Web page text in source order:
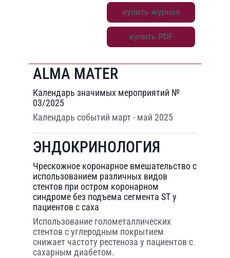
купить журнал
купить PDF
ALMA MATER
Календарь значимых мероприятий №
03/2025
Календарь событий март - май 2025
ЭНДОКРИНОЛОГИЯ
Чрескожное коронарное вмешательство с
использованием различных видов
стентов при остром коронарном
синдроме без подъема сегмента ST у
пациентов с саха
Использование голометаллических
стентов с углеродным покрытием
снижает частоту рестеноза у пациентов с
сахарным диабетом.